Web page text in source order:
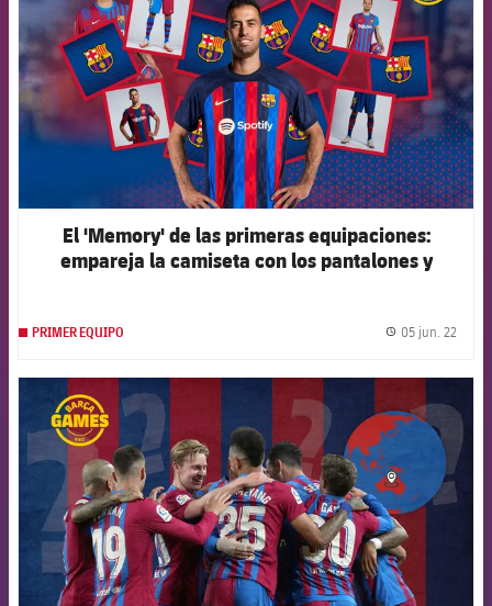
El 'Memory' de las primeras equipaciones:
empareja la camiseta con los pantalones y
PRIMER EQUIPO 05 jun. 22